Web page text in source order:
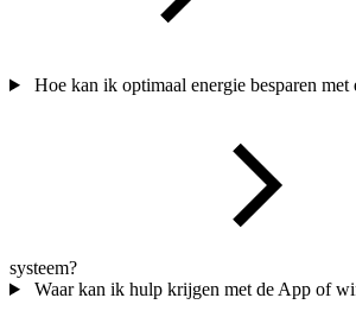
Hoe kan ik optimaal energie besparen
systeem?
Waar kan ik hulp krijgen met de App of